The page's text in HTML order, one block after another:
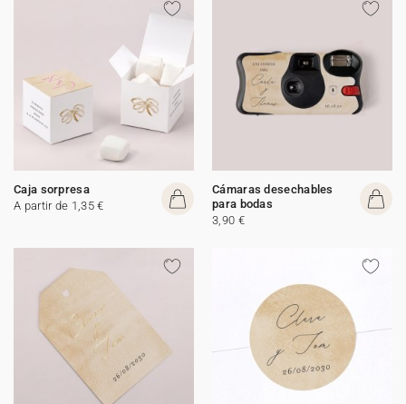
Caja sorpresa
A partir de 1,35 €
Cámaras desechables
para bodas
3,90 €